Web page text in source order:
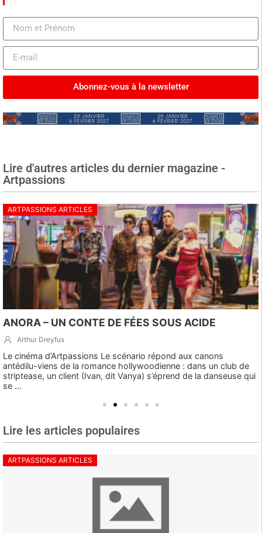
Abonnez-vous à la newsletter
Lire d'autres articles du dernier magazine -
Artpassions
ARTPASSIONS ARTICLES
ANORA – UN CONTE DE FÉES SOUS ACIDE
Arthur Dreyfus
Le cinéma d’Artpassions Le scénario répond aux canons
antédilu-viens de la romance hollywoodienne : dans un club de
striptease, un client (Ivan, dit Vanya) s’éprend de la danseuse qui
se ...
Lire les articles populaires
ARTPASSIONS ARTICLES